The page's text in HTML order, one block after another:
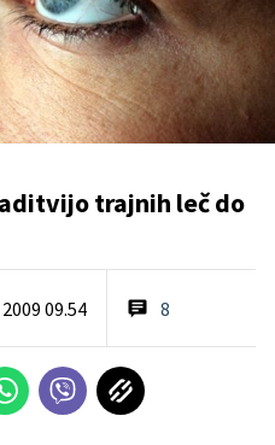
trajnih leč do
09.54 8